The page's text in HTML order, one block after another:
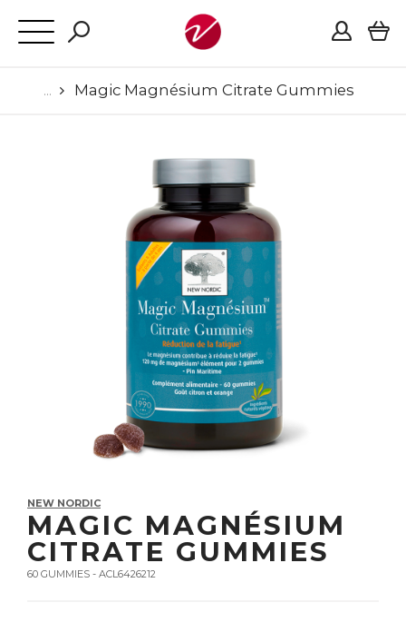
Magic Magnésium Citrate Gummies
NEW NORDIC
MAGIC MAGNÉSIUM
CITRATE GUMMIES
60 GUMMIES - ACL6426212